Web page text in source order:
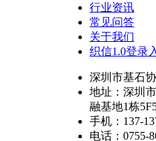
行业资讯
常见问答
关于我们
织信1.0登录
深圳市基石
地址：深圳
融基地1栋
手机：137-
电话：0755-